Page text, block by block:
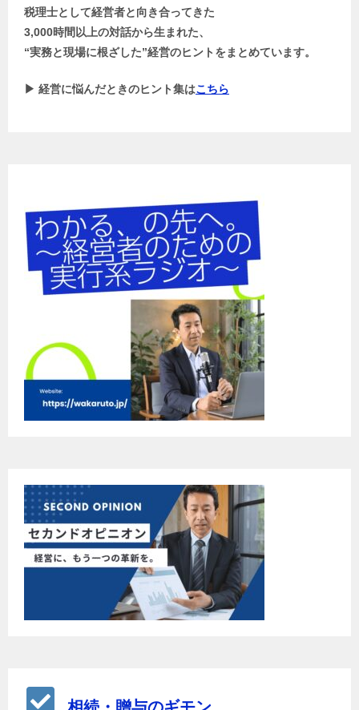
税理士として経営者と向き合ってきた
3,000時間以上の対話から生まれた、
“実務と現場に根ざした”経営のヒントをまとめています。
▶ 経営に悩んだときのヒント集はこちら